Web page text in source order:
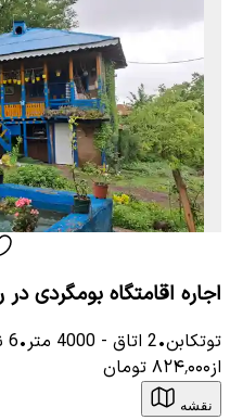
اجاره اقامتگاه بومگردی
توتكابن•
2 اتاق -
4000 متر•
6
از۸۲۴٬۰۰۰ تومان
نقشه